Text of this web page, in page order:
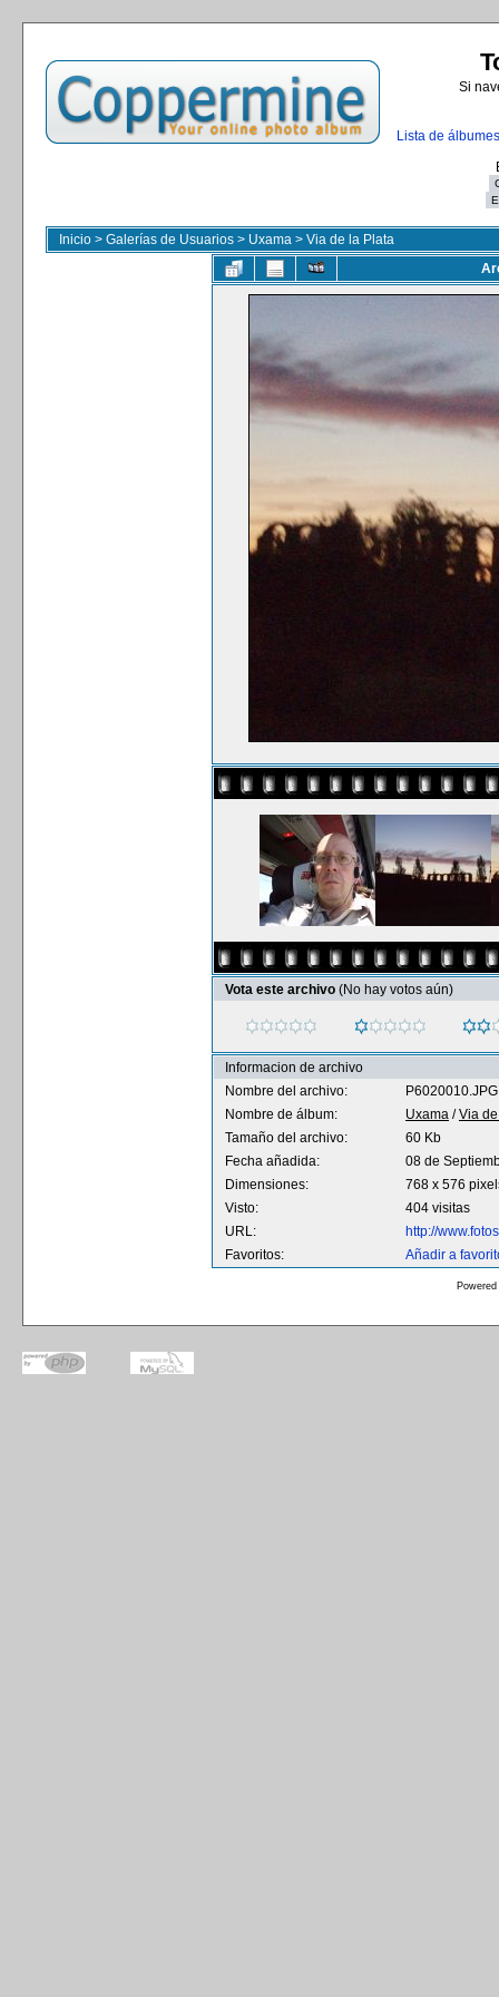
Si
Lista de álbumes
Inicio > Galerías de Usuarios > Uxama > Via de la Plata
Vota este archivo (No hay votos aún)
Informacion de archivo
Nombre del archivo:
P6020010.JPG
Nombre de álbum:
Uxama /Via
Tamaño del archivo:
60 Kb
Fecha añadida:
08 de
Dimensiones:
768 x 576
Visto:
404 visitas
URL:
http://
Favoritos:
Añadir a